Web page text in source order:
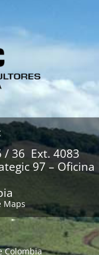
/ 36 Ext. 4083
97 – Oficina
Maps
Colombia